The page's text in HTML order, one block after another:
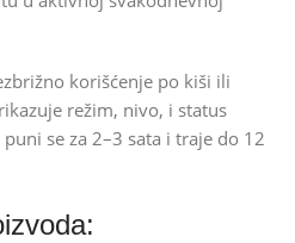
korišćenje po kiši ili
režim, nivo, i status
se za 2–3 sata i traje do 12